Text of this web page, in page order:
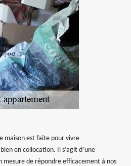
maison est faite pour vivre
en collocation. Il s’agit d’une
de répondre efficacement à nos